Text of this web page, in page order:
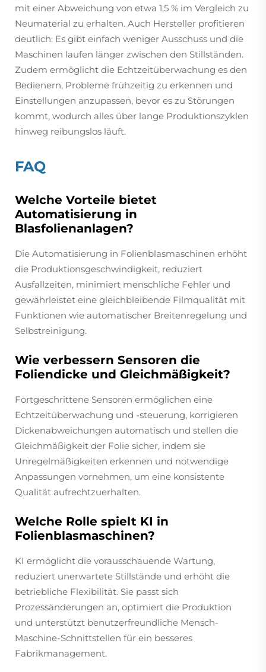
mit einer Abweichung von etwa 1,5 % im Vergleich zu
Neu­material zu erhalten. Auch Hersteller profitieren
deutlich: Es gibt einfach weniger Ausschuss und die
Maschinen laufen länger zwischen den Stillständen.
Zudem ermöglicht die Echtzeitüberwachung es den
Bedienern, Probleme frühzeitig zu erkennen und
Einstellungen anzupassen, bevor es zu Störungen
kommt, wodurch alles über lange Produktionszyklen
hinweg reibungslos läuft.
FAQ
Welche Vorteile bietet
Automatisierung in
Blasfolienanlagen?
Die Automatisierung in Folienblasmaschinen erhöht
die Produktionsgeschwindigkeit, reduziert
Ausfallzeiten, minimiert menschliche Fehler und
gewährleistet eine gleichbleibende Filmqualität mit
Funktionen wie automatischer Breitenregelung und
Selbstreinigung.
Wie verbessern Sensoren die
Foliendicke und Gleichmäßigkeit?
Fortgeschrittene Sensoren ermöglichen eine
Echtzeitüberwachung und -steuerung, korrigieren
Dickenabweichungen automatisch und stellen die
Gleichmäßigkeit der Folie sicher, indem sie
Unregelmäßigkeiten erkennen und notwendige
Anpassungen vornehmen, um eine konsistente
Qualität aufrechtzuerhalten.
Welche Rolle spielt KI in
Folienblasmaschinen?
KI ermöglicht die vorausschauende Wartung,
reduziert unerwartete Stillstände und erhöht die
betriebliche Flexibilität. Sie passt sich
Prozessänderungen an, optimiert die Produktion
und unterstützt benutzerfreundliche Mensch-
Maschine-Schnittstellen für ein besseres
Fabrikmanagement.